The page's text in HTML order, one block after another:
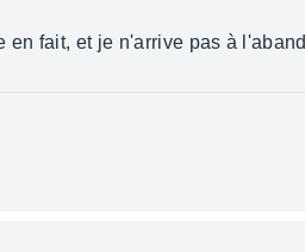
en fait, et je n'arrive pas à